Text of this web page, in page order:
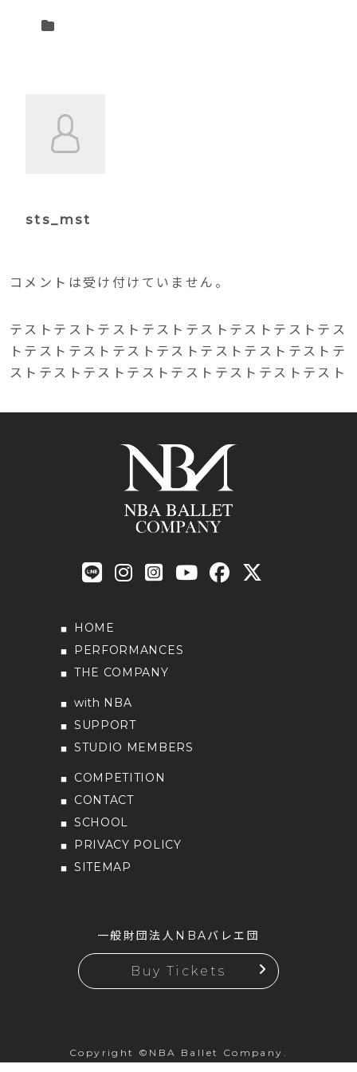
sts_mst
コメントは受け付けていません。
テストテストテストテストテストテストテストテス
トテストテストテストテストテストテストテストテ
ストテストテストテストテストテストテストテスト
HOME
PERFORMANCES
THE COMPANY
with NBA
SUPPORT
STUDIO MEMBERS
COMPETITION
CONTACT
SCHOOL
PRIVACY POLICY
SITEMAP
一般財団法人NBAバレエ団
Buy Tickets
Copyright ©NBA Ballet Company.